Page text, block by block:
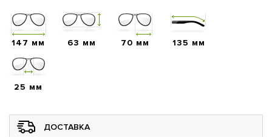
147 мм 63 мм 70 мм 135 мм
25 мм
ДОСТАВКА